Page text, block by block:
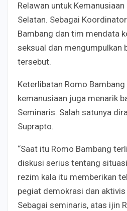
Relawan untuk
Selatan. Sebagai
Bambang dan tim mendata
seksual dan mengumpulkan
tersebut.
Keterlibatan Romo
kemanusiaan juga menarik
Seminaris. Salah satunya
Suprapto.
“Saat itu Romo Bambang
diskusi serius tentang
rezim kala itu memberikan
pegiat demokrasi dan
Sebagai seminaris, atas ijin